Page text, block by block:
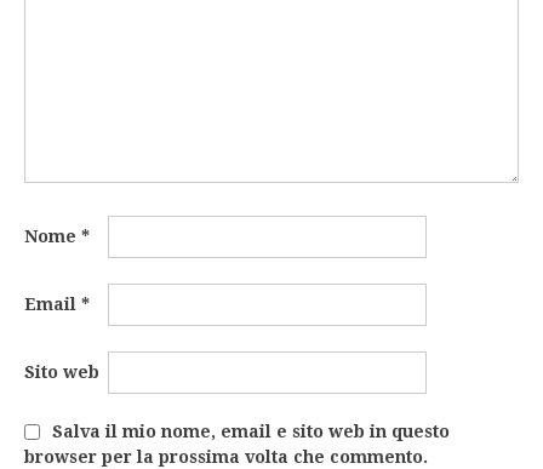
Nome *
Email *
Sito web
Salva il mio nome, email e sito web in questo
browser per la prossima volta che commento.